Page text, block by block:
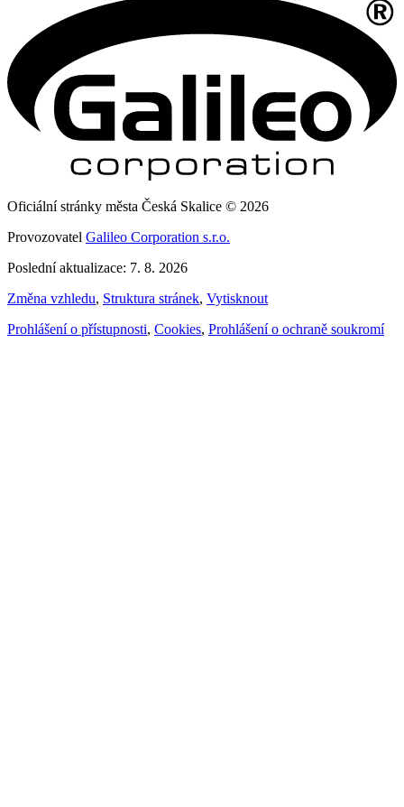
Oficiální stránky města Česká Skalice © 2026
Provozovatel Galileo Corporation s.r.o.
Poslední aktualizace: 7. 8. 2026
Změna vzhledu, Struktura stránek, Vytisknout
Prohlášení o přístupnosti, Cookies, Prohlášení o ochraně soukromí